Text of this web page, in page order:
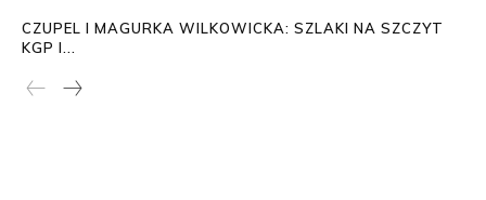
CZUPEL I MAGURKA WILKOWICKA: SZLAKI NA SZCZYT
KGP I...